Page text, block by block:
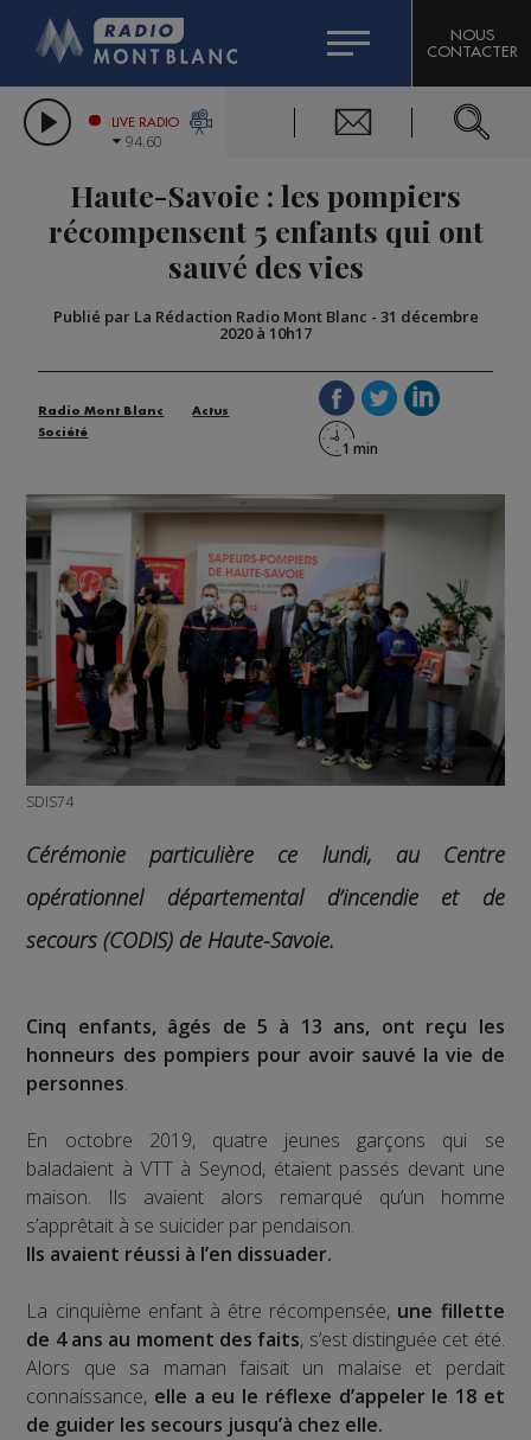
LES CHRONIQUES DE L'EXPERT
CITIZEN MACHINERY
GRAND MASSIF DOMAINES SKIABLES
BIGARD
COMPAGNIE DU MONT-BLANC
NOUS
CONTACTER
LIVE RADIO
94.60
Haute-Savoie : les pompiers
récompensent 5 enfants qui ont
sauvé des vies
Publié par La Rédaction Radio Mont Blanc - 31 décembre
2020 à 10h17
Radio Mont Blanc
Actus
Société
SDIS74
Cérémonie particulière ce lundi, au Centre
opérationnel départemental d’incendie et de
secours (CODIS) de Haute-Savoie.
Cinq enfants, âgés de 5 à 13 ans, ont reçu les
honneurs des pompiers pour avoir sauvé la vie de
personnes.
En octobre 2019, quatre jeunes garçons qui se
baladaient à VTT à Seynod, étaient passés devant une
maison. Ils avaient alors remarqué qu’un homme
s’apprêtait à se suicider par pendaison.
Ils avaient réussi à l’en dissuader.
La cinquième enfant à être récompensée, une fillette
de 4 ans au moment des faits, s’est distinguée cet été.
Alors que sa maman faisait un malaise et perdait
connaissance, elle a eu le réflexe d’appeler le 18 et
de guider les secours jusqu’à chez elle.